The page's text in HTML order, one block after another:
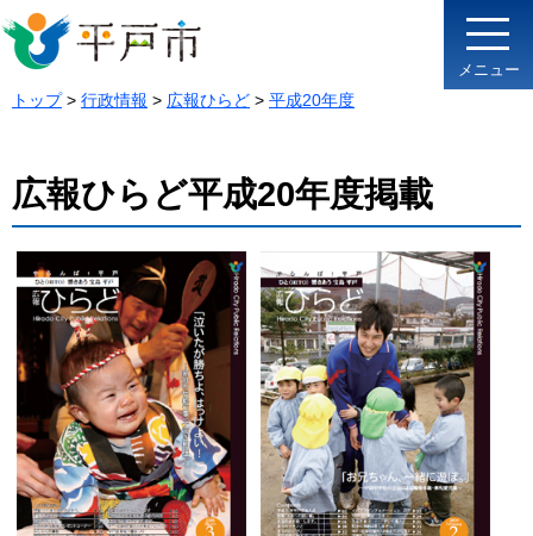
メニュー
トップ> 行政情報 > 広報ひらど > 平成20年度
広報ひらど平成20年度掲載